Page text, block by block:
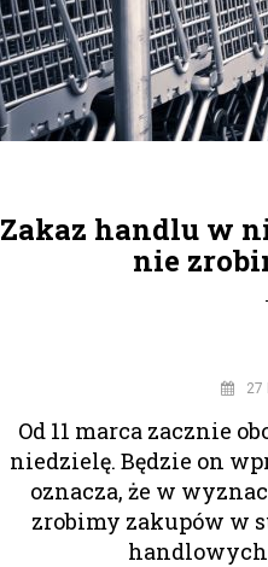
Zakaz handlu w
nie
27
Od 11 marca zacznie
niedzielę. Będzie on
oznacza, że w
zrobimy zakupów w